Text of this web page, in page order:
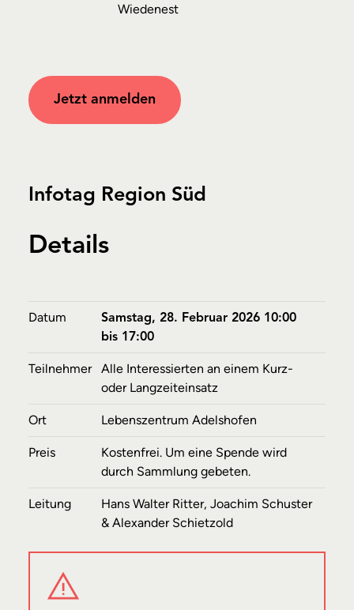
Wiedenest
Jetzt anmelden
Infotag Region Süd
Details
Datum
Samstag, 28. Februar 2026 10:00
bis 17:00
Teilnehmer
Alle Interessierten an einem Kurz-
oder Langzeiteinsatz
Ort Lebenszentrum Adelshofen
Preis
Kostenfrei. Um eine Spende wird
durch Sammlung gebeten.
Leitung
Hans Walter Ritter, Joachim Schuster
& Alexander Schietzold